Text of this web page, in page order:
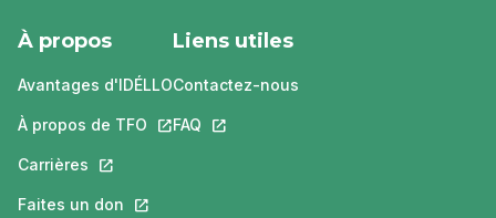
À propos
Avantages d'IDÉLLO
À propos de TFO Ce lien s'ouvrira dans un nouvel onglet.
Carrières Ce lien s'ouvrira dans un nouvel onglet.
Faites un don Ce lien s'ouvrira dans un nouvel onglet.
Liens utiles
Contactez-nous
FAQ Ce lien s'ouvrira dans un nouvel